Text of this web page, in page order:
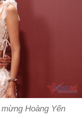
Hoàng Yến